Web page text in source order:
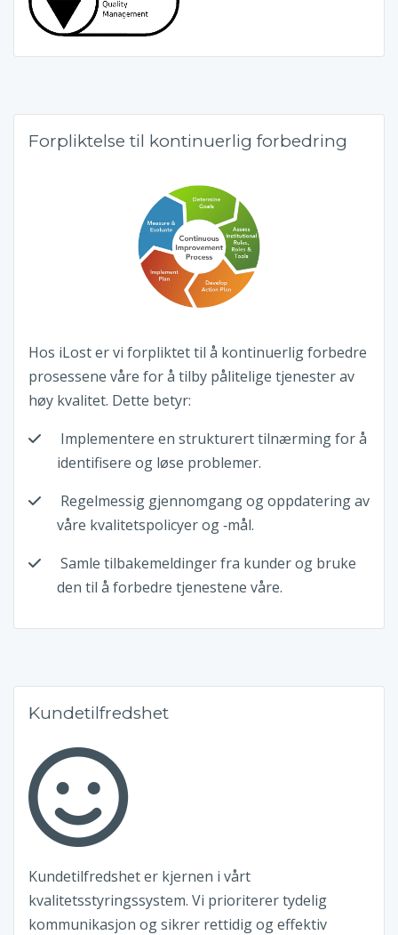
Forpliktelse til kontinuerlig forbedring
Hos iLost er vi forpliktet til å kontinuerlig forbedre
prosessene våre for å tilby pålitelige tjenester av
høy kvalitet. Dette betyr:
Implementere en strukturert tilnærming for å
identifisere og løse problemer.
Regelmessig gjennomgang og oppdatering av
våre kvalitetspolicyer og ‑mål.
Samle tilbakemeldinger fra kunder og bruke
den til å forbedre tjenestene våre.
Kundetilfredshet
Kundetilfredshet er kjernen i vårt
kvalitetsstyringssystem. Vi prioriterer tydelig
kommunikasjon og sikrer rettidig og effektiv